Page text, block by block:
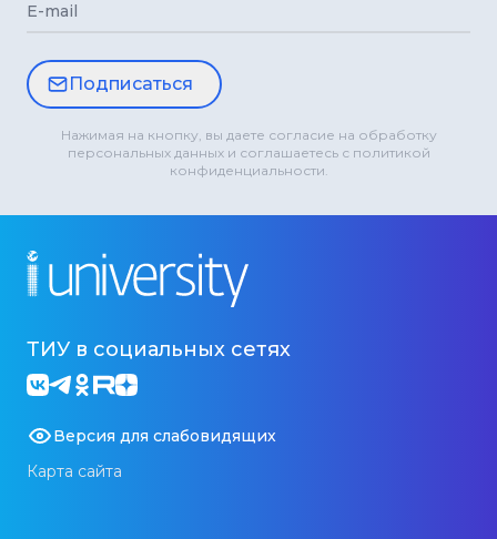
E-mail
Подписаться
Нажимая на кнопку, вы даете согласие на обработку
персональных данных и соглашаетесь с политикой
конфиденциальности.
ТИУ в социальных сетях
Версия для слабовидящих
Карта сайта